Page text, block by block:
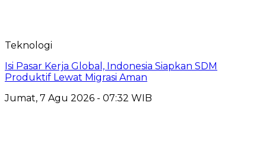
Teknologi
​Isi Pasar Kerja Global, Indonesia Siapkan SDM
Produktif Lewat Migrasi Aman
Jumat, 7 Agu 2026 - 07:32 WIB